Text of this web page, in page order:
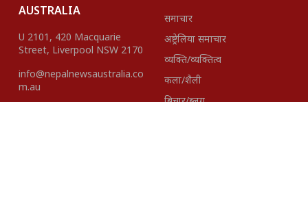
AUSTRALIA
U 2101, 420 Macquarie
Street, Liverpool NSW 2170
info@nepalnewsaustralia.co
m.au
समाचार
अष्ट्रेलिया समाचार
व्यक्ति/व्यक्तित्व
कला/शैली
बिचार/ब्लग